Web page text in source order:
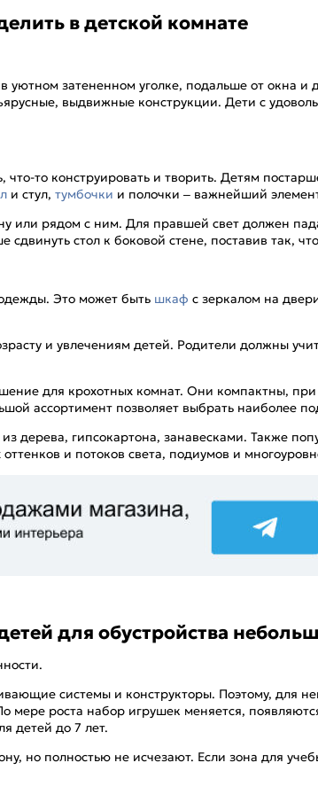
в детской комнате
уютном затененном уголке, подальше от окна
выдвижные конструкции. Дети с
то конструировать и творить. Детям
и стул, тумбочки и полочки – важнейший
или рядом с ним. Для правшей свет должен
сдвинуть стол к боковой стене, поставив так,
Это может быть шкаф с зеркалом на
и увлечениям детей. Родители должны
для крохотных комнат. Они компактны,
ассортимент позволяет выбрать наиболее
дерева, гипсокартона, занавесками. Также
и потоков света, подиумов и
для обустройства
системы и конструкторы. Поэтому, для
мере роста набор игрушек меняется,
детей до 7 лет.
но полностью не исчезают. Если зона для